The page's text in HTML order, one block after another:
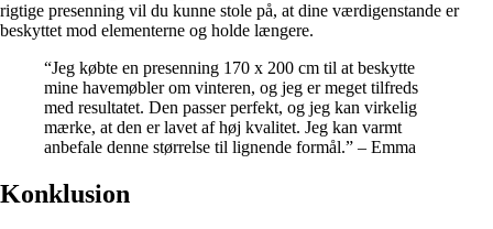
rigtige presenning vil du kunne stole på, at dine værdigenstande er
beskyttet mod elementerne og holde længere.
“Jeg købte en presenning 170 x 200 cm til at beskytte
mine havemøbler om vinteren, og jeg er meget tilfreds
med resultatet. Den passer perfekt, og jeg kan virkelig
mærke, at den er lavet af høj kvalitet. Jeg kan varmt
anbefale denne størrelse til lignende formål.” – Emma
Konklusion